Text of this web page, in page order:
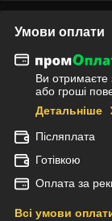
Умови оплати
Ви отримаєте
або гроші
Детальніше
Післяплата
Готівкою
Оплата за
Всі умови